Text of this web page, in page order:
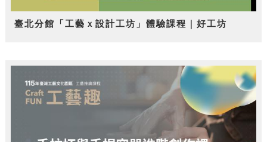
臺北分館「工藝ｘ設計工坊」體驗課程｜好工坊